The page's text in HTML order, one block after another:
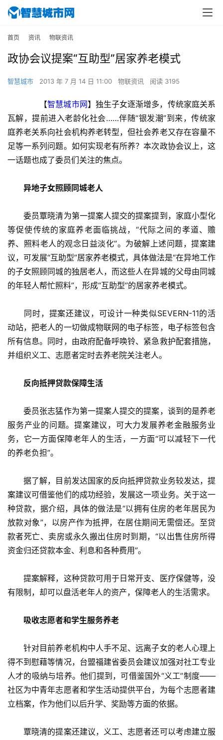
首页 资讯 物联资讯
政协会议提案“互助型”居家养老模式
智慧城市 2013 年 7 月 14 日 11:00 物联资讯 阅读 3195
【智慧城市网】独生子女逐渐增多，传统家庭关系
瓦解，提前进入老龄化社会……伴随“银发潮”到来，传统家
庭养老关系向社会机构养老转型，但社会养老又存在容量不
足等一系列问题。如何实现老有所养？本次政协会议上，这
一话题也成了委员们关注的焦点。
异地子女照顾同城老人
委员覃晓清为第一提案人提交的提案提到，家庭小型化
等促使传统的家庭养老面临挑战，“代际之间的孝道、赡
养、照料老人的观念日益淡化”。为破解上述问题，提案建
议，可发展“互助型”居家养老模式，具体做法是“在异地工作
的子女照顾同城的独居老人，而这些人在异城的父母由同城
的年轻人帮忙照料”，形成“互助型”的居家养老模式。
同时，提案还建议，可设计一种类似SEVERN-11的活
动站，把老人的一切做成物联网的电子标签，电子标签包含
所有信息。同时，由政府配备呼唤铃、紧急救护配套措施，
并组织义工、志愿者定时去养老院关注老人。
反向抵押贷款保障生活
委员张志猛作为第一提案人提交的提案，谈到的是养老
服务产业的问题。提案建议，可大力发展养老金融服务业
务，它一方面保障老年人的生活，一方面“可以减轻下一代
的养老负担”。
据了解，目前发达国家的反向抵押贷款业务较发达，提
案建议可借鉴他们的成功经验，发展这一项业务。关于这一
种贷款，据介绍，具体的做法是“以拥有住房的老年居民为
放款对象”，以房产作为抵押，在居住期间无需偿还。至贷
款者死亡、卖房或永久搬出住房时到期，“以出售住房所得
资金归还贷款本金、利息和各种费用”。
提案解释，这种贷款可用于日常开支、医疗保健等，没
有限制，却可以盘活老年人的资产，保障老人的生活需求。
吸收志愿者和学生服务养老
针对目前养老机构中人手不足、远离子女的老人心理上
得不到慰藉等情况，台盟福建省委员会建议加强对社工专业
人才的吸纳与培养。他们提到，可借鉴国外“义工”制度——
社区为中青年志愿者和学生活动提供平台，为每个志愿者建
立档案，作为他们以后升学、奖励等方面的依据。
覃晓清的提案还建议，义工、志愿者还可以考虑建立服